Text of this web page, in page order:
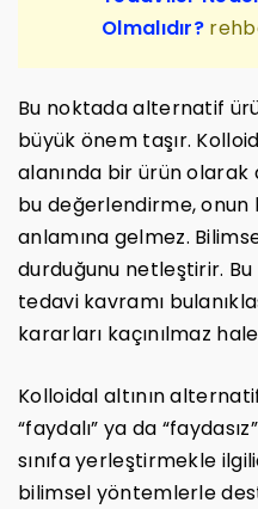
Olmalıdır?
Bu noktada alternatif
büyük önem taşır.
alanında bir ürün
bu değerlendirme, onun
anlamına gelmez.
durduğunu netleştirir. Bu
tedavi kavramı
kararları kaçınılmaz
Kolloidal altının
“faydalı” ya da
sınıfa yerleştirmekle
bilimsel yöntemlerle